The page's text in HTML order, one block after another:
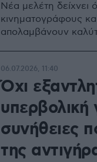
Νέα μελέτη δείχνει
κινηματογράφους
απολαμβάνουν
Όχι
υπερβολική
συνήθειες
της
06.07.2026, 11:40